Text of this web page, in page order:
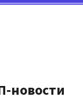
новости